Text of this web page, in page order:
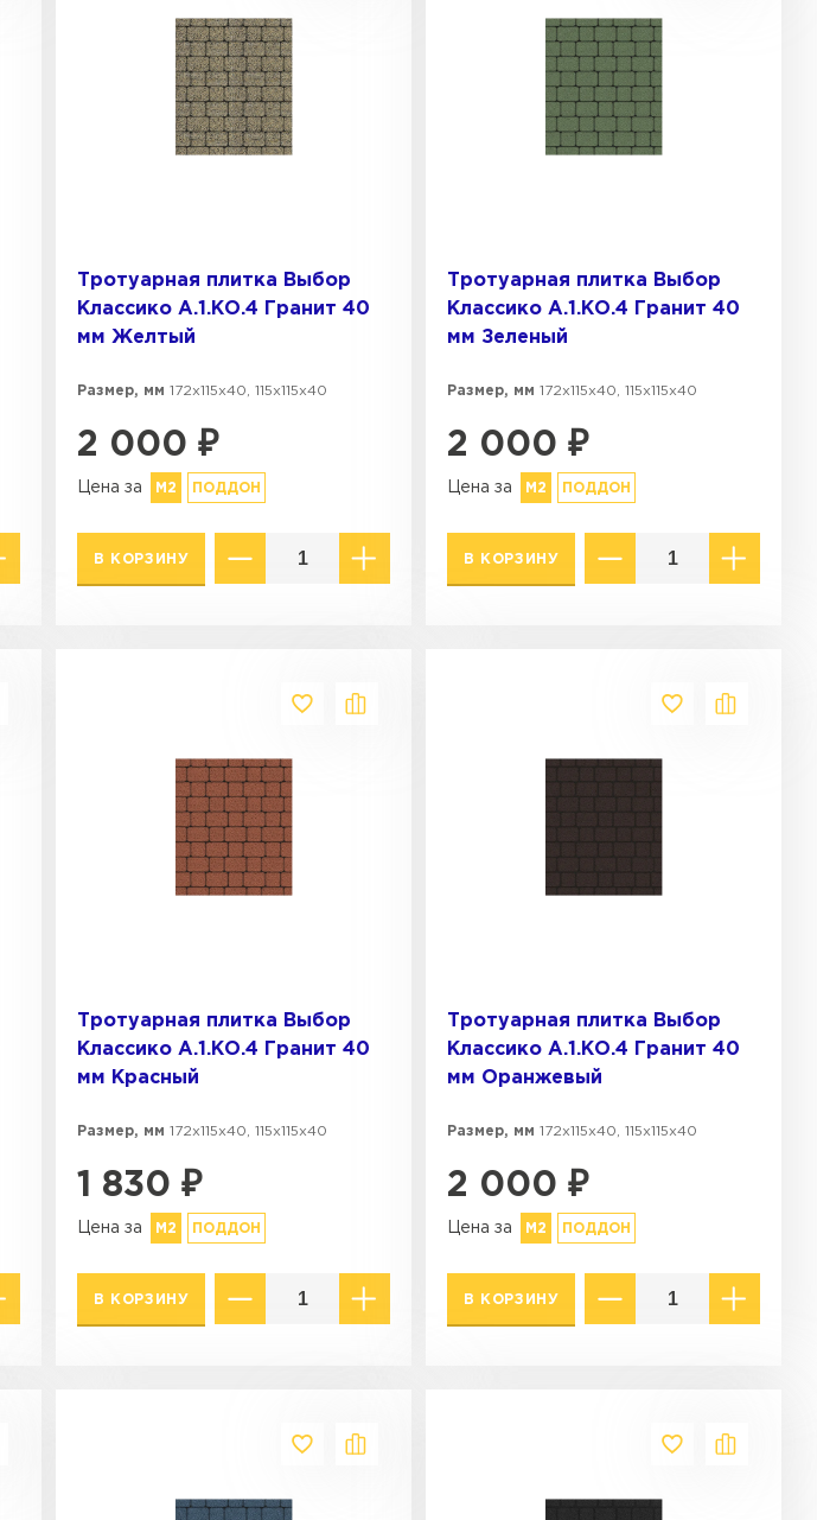
Тротуарная плитка Выбор
Классико А.1.КО.4 Гранит 40
мм Желтый
Размер, мм 172х115х40, 115х115х40
2 000 ₽
Цена за М2 ПОДДОН
В КОРЗИНУ
Тротуарная плитка Выбор
Классико А.1.КО.4 Гранит 40
мм Зеленый
Размер, мм 172х115х40, 115х115х40
2 000 ₽
Цена за М2 ПОДДОН
В КОРЗИНУ
Тротуарная плитка Выбор
Классико А.1.КО.4 Гранит 40
мм Красный
Размер, мм 172х115х40, 115х115х40
1 830 ₽
Цена за М2 ПОДДОН
В КОРЗИНУ
Тротуарная плитка Выбор
Классико А.1.КО.4 Гранит 40
мм Оранжевый
Размер, мм 172х115х40, 115х115х40
2 000 ₽
Цена за М2 ПОДДОН
В КОРЗИНУ